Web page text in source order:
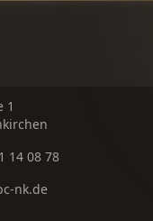
1
14 08 78
nk.de